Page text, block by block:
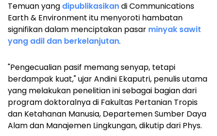
Temuan yang dipublikasikandiCommunications
Earth & Environment itu menyoroti hambatan
signifikan dalam menciptakan pasar minyak sawit
yang adil dan berkelanjutan.
"Pengecualian pasif memang senyap, tetapi
berdampak kuat," ujar Andini Ekaputri, penulis utama
yang melakukan penelitian ini sebagai bagian dari
program doktoralnya di Fakultas Pertanian Tropis
dan Ketahanan Manusia, Departemen Sumber Daya
Alam dan Manajemen Lingkungan, dikutip dari Phys.